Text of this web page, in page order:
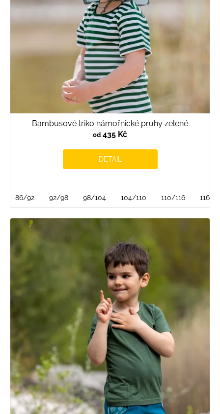
Bambusové triko námořnické pruhy zelené
od 435 Kč
DETAIL
86/92 92/98 98/104 104/110 110/116 116/